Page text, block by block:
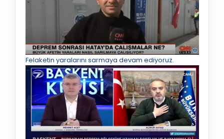
Felaketin yaralarını sarmaya devam ediyoruz.